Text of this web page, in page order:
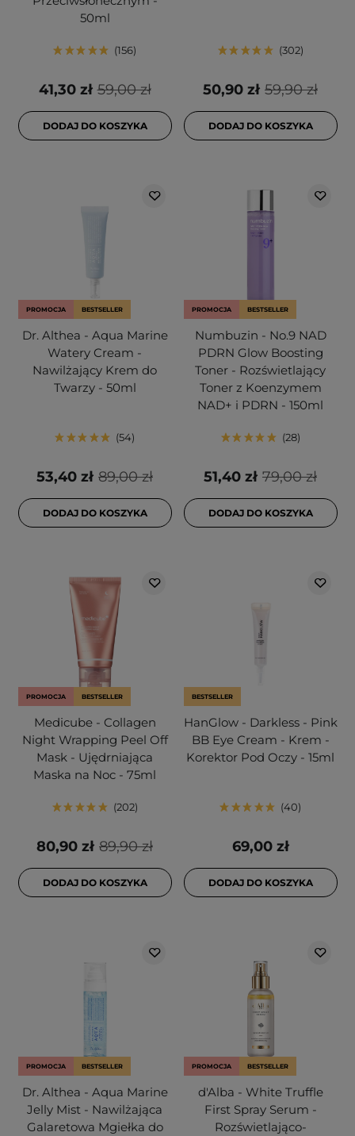
50ml
156
59,00 zł
41,30 zł
DODAJ DO KOSZYKA
302
59,90 zł
50,90 zł
DODAJ DO KOSZYKA
PROMOCJA BESTSELLER
Dr. Althea - Aqua Marine
Watery Cream -
Nawilżający Krem do
Twarzy - 50ml
54
89,00 zł
53,40 zł
DODAJ DO KOSZYKA
PROMOCJA BESTSELLER
Numbuzin - No.9 NAD
PDRN Glow Boosting
Toner - Rozświetlający
Toner z Koenzymem
NAD+ i PDRN - 150ml
28
79,00 zł
51,40 zł
DODAJ DO KOSZYKA
PROMOCJA BESTSELLER
Medicube - Collagen
Night Wrapping Peel Off
Mask - Ujędrniająca
Maska na Noc - 75ml
202
89,90 zł
80,90 zł
DODAJ DO KOSZYKA
BESTSELLER
HanGlow - Darkless - Pink
BB Eye Cream - Krem -
Korektor Pod Oczy - 15ml
40
69,00 zł
DODAJ DO KOSZYKA
PROMOCJA BESTSELLER
Dr. Althea - Aqua Marine
Jelly Mist - Nawilżająca
Galaretowa Mgiełka do
PROMOCJA BESTSELLER
d'Alba - White Truffle
First Spray Serum -
Rozświetlająco-